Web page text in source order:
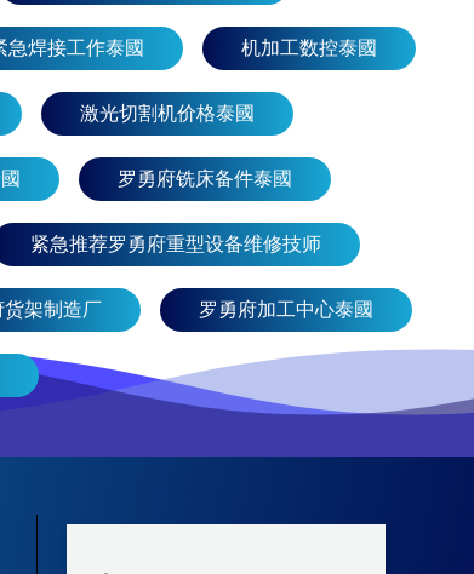
焊接工作泰國 机加工数控泰國
激光切割机价格泰國
罗勇府铣床备件泰國
紧急推荐罗勇府重型设备维修技师
架制造厂 罗勇府加工中心泰國